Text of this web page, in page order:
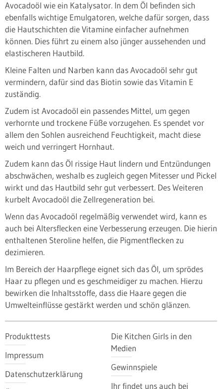
Avocadoöl wie ein Katalysator. In dem Öl befinden sich
ebenfalls wichtige Emulgatoren, welche dafür sorgen, dass
die Hautschichten die Vitamine einfacher aufnehmen
können. Dies führt zu einem also jünger aussehenden und
elastischeren Hautbild.
Kleine Falten und Narben kann das Avocadoöl sehr gut
vermindern, dafür sind das Biotin sowie das Vitamin E
zuständig.
Zudem ist Avocadoöl ein passendes Mittel, um gegen
verhornte und trockene Füße vorzugehen. Es spendet vor
allem den Sohlen ausreichend Feuchtigkeit, macht diese
weich und verringert Hornhaut.
Zudem kann das Öl rissige Haut lindern und Entzündungen
abschwächen, weshalb es zugleich gegen Mitesser und Pickel
wirkt und das Hautbild sehr gut verbessert. Des Weiteren
kurbelt Avocadoöl die Zellregeneration bei.
Wenn das Avocadoöl regelmäßig verwendet wird, kann es
auch bei Altersflecken eine Verbesserung erzeugen. Die hierin
enthaltenen Steroline helfen, die Pigmentflecken zu
dezimieren.
Im Bereich der Haarpflege eignet sich das Öl, um sprödes
Haar zu pflegen und es geschmeidiger zu machen. Hierzu
bewirken die Inhaltsstoffe, dass die Haare gegen die
Umwelteinflüsse gestärkt werden und schön glänzen.
Produkttests
Impressum
Datenschutzerklärung
Die Kitchen Girls in den
Medien
Gewinnspiele
Ihr findet uns auch bei